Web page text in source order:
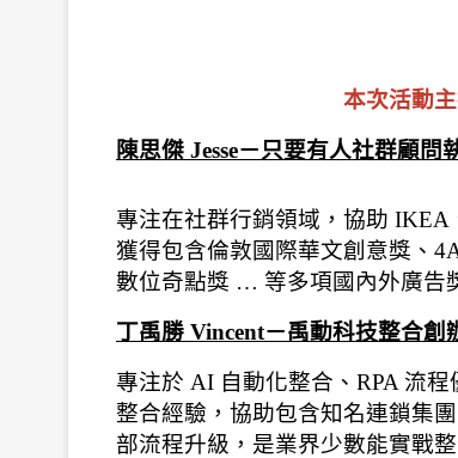
本次活動
陳思傑 Jesse－只要有人社群顧
專注在社群行銷領域，協助
獲得包含倫敦國際華文創意獎、
數位奇點獎 … 等多項國內外廣告
丁禹勝 Vincent－禹動科技整合創
專注於 AI 自動化整合、RPA 流
整合經驗，協助包含知名連鎖集
部流程升級，是業界少數能實戰